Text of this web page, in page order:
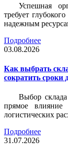
Успешная
требует
надежным
Подробнее
03.08.2026
Как выбрать
сократить сроки
Выбор
прямое влияние
логистических
Подробнее
31.07.2026